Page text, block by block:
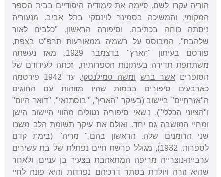
הוריה עקרו לשם. סיימה את לימודיה היסודיים בבית הספר
המקומי, והמשיכה בסמינר לוינסקי בתל אביב. מנעוריה
ניסתה כוחה בכתיבה, וסיפורה הראשון, "כלבים לאור
שלהבת", המבוסס על רשמיה ממאורעות תרפ"ט בצפת,
פורסם בעיתון "הארץ" בדצמבר 1929. מאז נעשתה
משתתפת תדירה בעיתונות הספרותית, וזכתה לעידודם של
הסופרים אשר ברש ומשה סמילנסקי
. עד 1942 פירסמה
כארבעים סיפורים בבמות שהיו מזוהות עם החוגים
ה"אזרחיים" ביישוב (בעיקר "הארץ", "בוסתנאי", "דואר היום"
ו"הציוני הכללי"). נושאי סיפוריה נטולים מהווי היישוב הישן
ומחיי המושבה גם יחד. ואולם את עיקר תשומת הלב משכו
שני הרומנים שלה. הראשון בהם," מריה" (בימת קדם
לספרות, 1932), מגולל פרשת חיים נפתלת של בת עשירים
ערבייה-נוצרייה מחיפה המתאהבת בצעיר בן עניים, ולאחר
שהיא הרה ויולדת בסתר דרכיהם נפרדות והיא פונה לחיי